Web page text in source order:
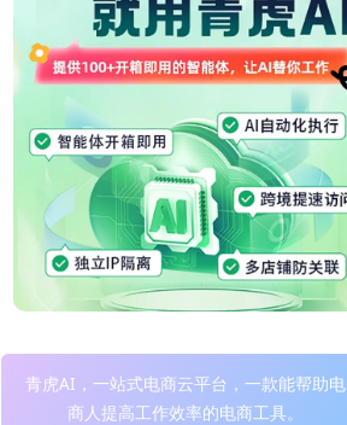
青虎AI，一站式电商云平台，一款能帮助电
商人提高工作效率的电商工具。